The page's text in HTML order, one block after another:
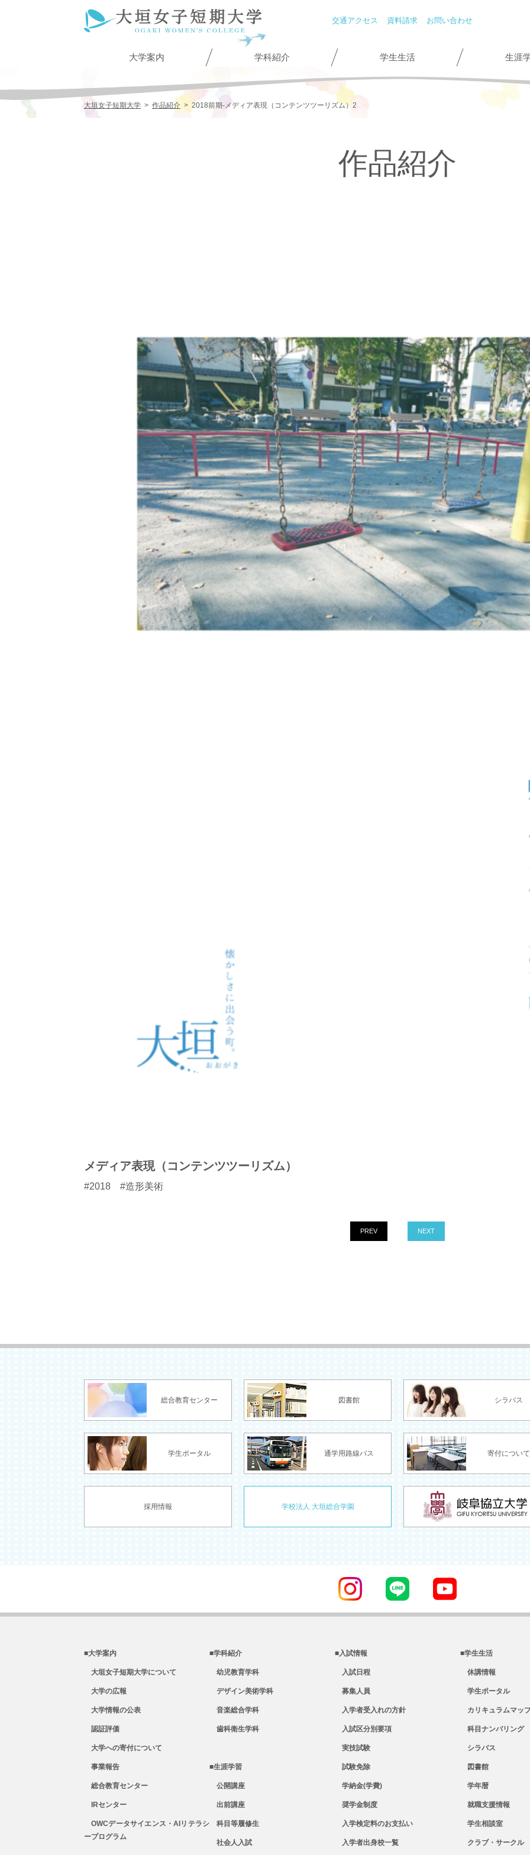
交通アクセス 資料請求 お問い合わせ
大学案内 学科紹介 学生生活 生涯
大垣女子短期大学 > 作品紹介 > 2018前期-メディア表現（コンテンツツーリズム）2
作品紹介
メディア表現（コンテンツツーリズム）
#2018 #造形美術
PREV NEXT
総合教育センター 図書館 シラバス
学生ポータル 通学用路線バス 寄付について
採用情報 学校法人 大垣総合学園
■大学案内
大垣女子短期大学について
大学の広報
大学情報の公表
認証評価
大学への寄付について
事業報告
総合教育センター
IRセンター
OWCデータサイエンス・AIリテラシ
ープログラム
■学科紹介
幼児教育学科
デザイン美術学科
音楽総合学科
歯科衛生学科
■生涯学習
公開講座
出前講座
科目等履修生
社会人入試
■入試情報
入試日程
募集人員
入学者受入れの方針
入試区分別要項
実技試験
試験免除
学納金(学費)
奨学金制度
入学検定料のお支払い
入学者出身校一覧
■学生生活
休講情報
学生ポータル
カリキュラムマッ
科目ナンバリング
シラバス
図書館
学年暦
就職支援情報
学生相談室
クラブ・サークル